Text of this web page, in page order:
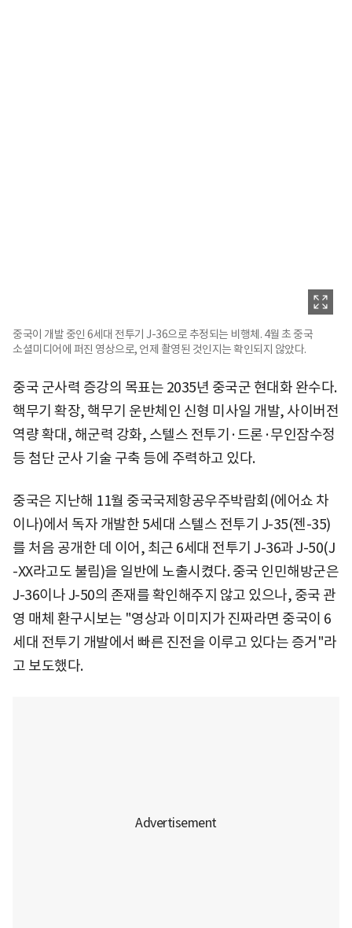
중국이 개발 중인 6세대 전투기 J-36으로 추정되는 비행체. 4월 초 중국
소셜미디어에 퍼진 영상으로, 언제 촬영된 것인지는 확인되지 않았다.
중국 군사력 증강의 목표는 2035년 중국군 현대화 완수다.
핵무기 확장, 핵무기 운반체인 신형 미사일 개발, 사이버전
역량 확대, 해군력 강화, 스텔스 전투기·드론·무인잠수정
등 첨단 군사 기술 구축 등에 주력하고 있다.
중국은 지난해 11월 중국국제항공우주박람회(에어쇼 차
이나)에서 독자 개발한 5세대 스텔스 전투기 J-35(젠-35)
를 처음 공개한 데 이어, 최근 6세대 전투기 J-36과 J-50(J
-XX라고도 불림)을 일반에 노출시켰다. 중국 인민해방군은
J-36이나 J-50의 존재를 확인해주지 않고 있으나, 중국 관
영 매체 환구시보는 "영상과 이미지가 진짜라면 중국이 6
세대 전투기 개발에서 빠른 진전을 이루고 있다는 증거"라
고 보도했다.